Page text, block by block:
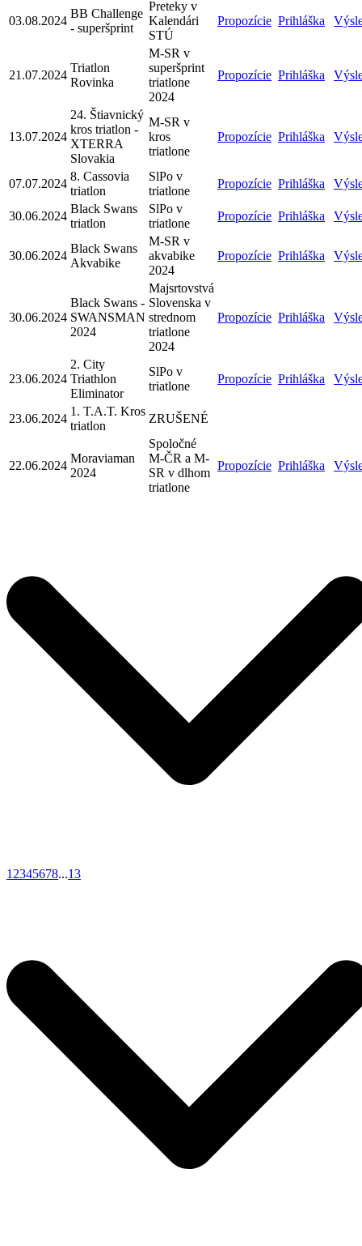
03.08.2024
BB Challenge
- superšprint
Preteky v
Kalendári
STÚ
Propozície Prihláška
21.07.2024
Triatlon
Rovinka
M-SR v
superšprint
triatlone
2024
Propozície Prihláška
13.07.2024
24. Štiavnický
kros triatlon -
XTERRA
Slovakia
M-SR v
kros
triatlone
Propozície Prihláška
07.07.2024
8. Cassovia
triatlon
SlPo v
triatlone
Propozície Prihláška
30.06.2024
Black Swans
triatlon
SlPo v
triatlone
Propozície Prihláška
30.06.2024
Black Swans
Akvabike
M-SR v
akvabike
2024
Propozície Prihláška
30.06.2024
Black Swans -
SWANSMAN
2024
Majsrtovstvá
Slovenska v
strednom
triatlone
2024
Propozície Prihláška
23.06.2024
2. City
Triathlon
Eliminator
SlPo v
triatlone
Propozície Prihláška
23.06.2024
1. T.A.T. Kros
triatlon
ZRUŠENÉ
22.06.2024
Moraviaman
2024
Spoločné
M-ČR a M-
SR v dlhom
triatlone
Propozície Prihláška
1 2345678...13